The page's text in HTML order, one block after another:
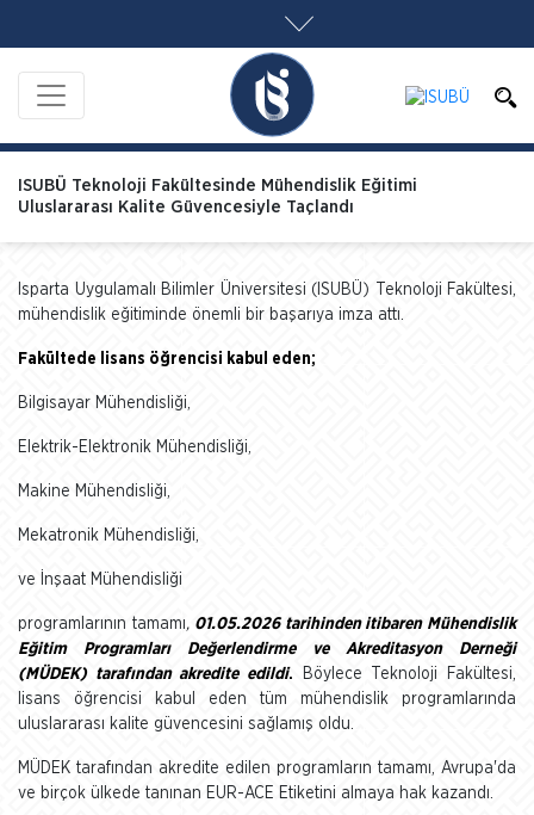
ISUBÜ Teknoloji Fakültesinde Mühendislik Eğitimi
Uluslararası Kalite Güvencesiyle Taçlandı
Isparta Uygulamalı Bilimler Üniversitesi (ISUBÜ) Teknoloji Fakültesi,
mühendislik eğitiminde önemli bir başarıya imza attı.
Fakültede lisans öğrencisi kabul eden;
Bilgisayar Mühendisliği,
Elektrik-Elektronik Mühendisliği,
Makine Mühendisliği,
Mekatronik Mühendisliği,
ve İnşaat Mühendisliği
programlarının tamamı, 01.05.2026 tarihinden itibaren Mühendislik
Eğitim Programları Değerlendirme ve Akreditasyon Derneği
(MÜDEK) tarafından akredite edildi. Böylece Teknoloji Fakültesi,
lisans öğrencisi kabul eden tüm mühendislik programlarında
uluslararası kalite güvencesini sağlamış oldu.
MÜDEK tarafından akredite edilen programların tamamı, Avrupa'da
ve birçok ülkede tanınan EUR-ACE Etiketini almaya hak kazandı.